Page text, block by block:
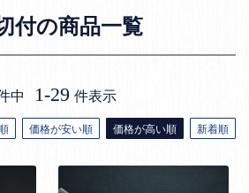
付の商品一覧
価格が安い順 価格が高い順 新着順
中 1-29 件表示